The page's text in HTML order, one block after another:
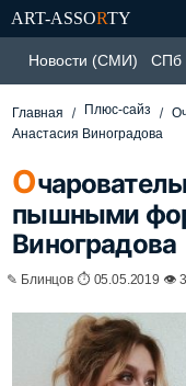
ART-ASSORTY
Новости (СМИ) СПб
Главная Плюс-сайз
Анастасия Виноградова
О
пышными
Виноградова
✎ Блинцов ⏱ 05.05.2019 👁